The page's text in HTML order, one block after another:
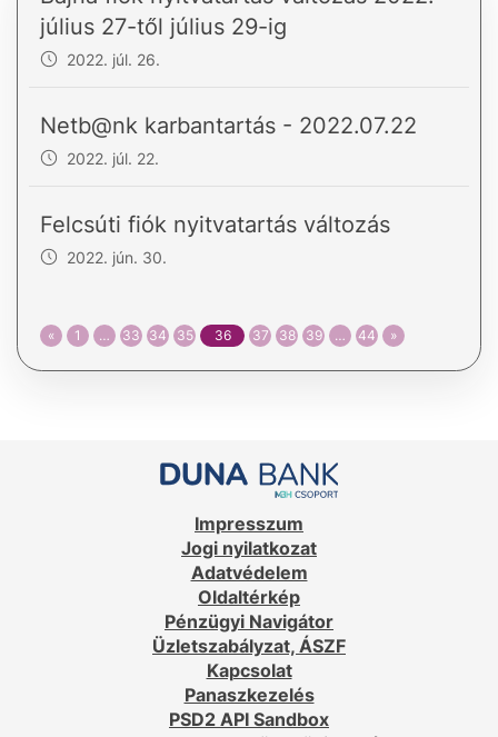
július 27-től július 29-ig
2022. júl. 26.
Netb@nk karbantartás - 2022.07.22
2022. júl. 22.
Felcsúti fiók nyitvatartás változás
2022. jún. 30.
« 1 … 33 34 35 36 37 38 39 … 44 »
Impresszum
Jogi nyilatkozat
Adatvédelem
Oldaltérkép
Pénzügyi Navigátor
Üzletszabályzat, ÁSZF
Kapcsolat
Panaszkezelés
PSD2 API Sandbox